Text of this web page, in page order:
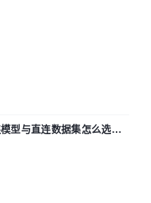
型与直连数据集怎么选，
队